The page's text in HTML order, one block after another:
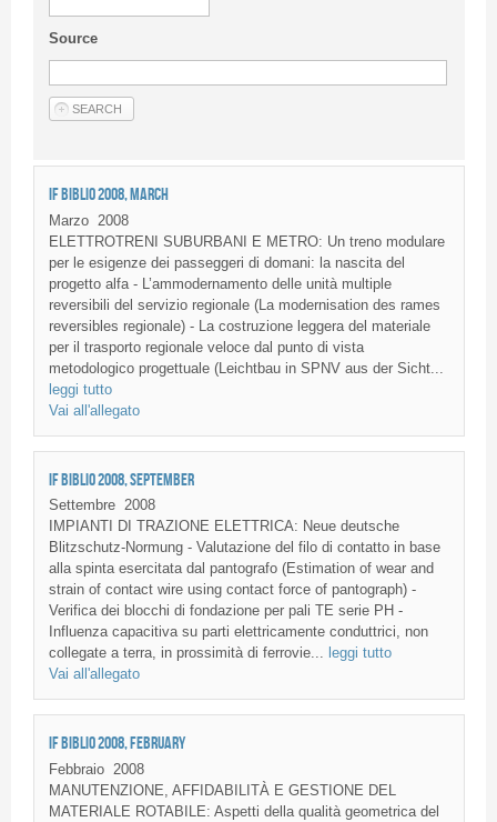
Source
IF BIBLIO 2008, MARCH
Marzo
2008
ELETTROTRENI SUBURBANI E METRO: Un treno modulare
per le esigenze dei passeggeri di domani: la nascita del
progetto alfa - L’ammodernamento delle unità multiple
reversibili del servizio regionale (La modernisation des rames
reversibles regionale) - La costruzione leggera del materiale
per il trasporto regionale veloce dal punto di vista
metodologico progettuale (Leichtbau in SPNV aus der Sicht...
leggi tutto
Vai all'allegato
IF BIBLIO 2008, SEPTEMBER
Settembre 2008
IMPIANTI DI TRAZIONE ELETTRICA: Neue deutsche
Blitzschutz-Normung - Valutazione del filo di contatto in base
alla spinta esercitata dal pantografo (Estimation of wear and
strain of contact wire using contact force of pantograph) -
Verifica dei blocchi di fondazione per pali TE serie PH -
Influenza capacitiva su parti elettricamente conduttrici, non
collegate a terra, in prossimità di ferrovie... leggi tutto
Vai all'allegato
IF BIBLIO 2008, FEBRUARY
Febbraio
2008
MANUTENZIONE, AFFIDABILITÀ E GESTIONE DEL
MATERIALE ROTABILE: Aspetti della qualità geometrica del